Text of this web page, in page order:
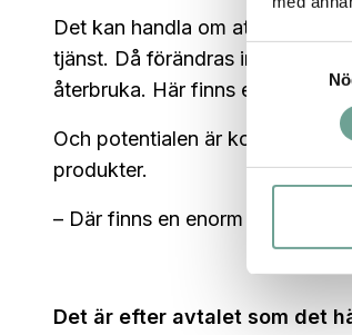
Samtyckesval
Det kan handla om att
tjänst. Då förändras
återbruka. Här finns en tydlig
Och potentialen är konkret. På
produkter.
– Där finns en enorm potential.
Det är efter avtalet som det